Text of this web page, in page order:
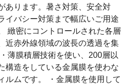
あります。暑さ対策、安全対
イバシー対策まで幅広いご用途
緻密にコントロールされた各層
近赤外線領域の波長の透過を集
薄膜積層技術を使い、200層以
構造をしている金属膜を使わな
ルムです。 ・金属膜を使用して